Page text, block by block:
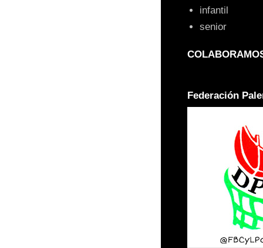
infantil
senior
Federación